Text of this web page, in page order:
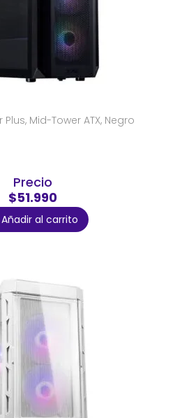
Mid-Tower ATX, Negro
Precio
$51.990
Añadir al carrito